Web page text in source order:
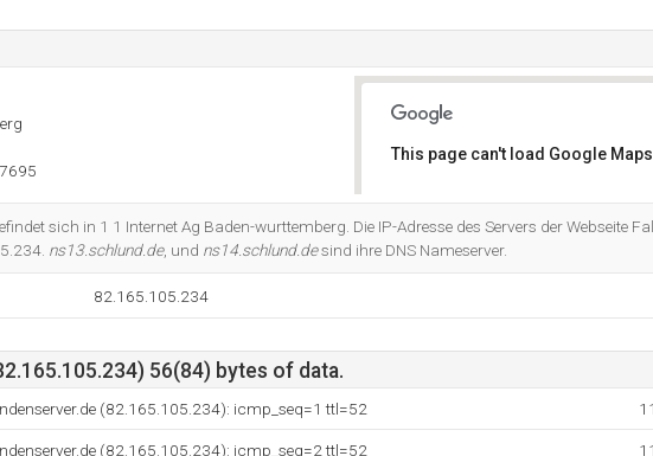
This page can't load Google
sich in 1 1 Internet Ag Baden-wurttemberg. Die IP-Adresse des Servers der Webseite
ns13.schlund.de, und ns14.schlund.desind ihre DNS Nameserver.
82.165.105.234
56(84) bytes of data.
(82.165.105.234): icmp_seq=1 ttl=52
(82.165.105.234): icmp_seq=2 ttl=52